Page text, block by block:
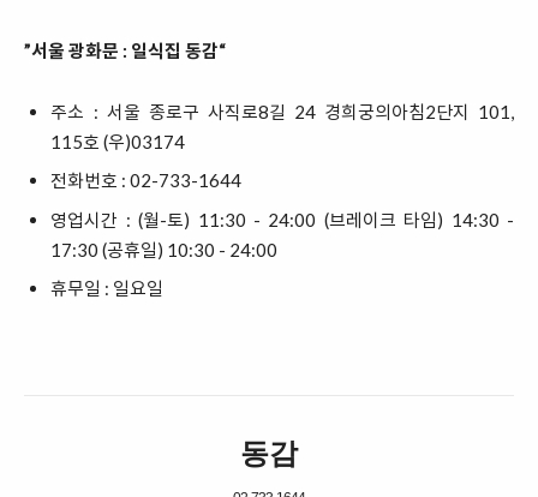
”서울 광화문 : 일식집 동감“
주소 : 서울 종로구 사직로8길 24 경희궁의아침2단지 101,
115호 (우)03174
전화번호 : 02-733-1644
영업시간 : (월-토) 11:30 - 24:00 (브레이크 타임) 14:30 -
17:30 (공휴일) 10:30 - 24:00
휴무일 : 일요일